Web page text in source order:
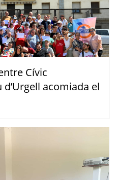
Cívic
d’Urgell acomiada el